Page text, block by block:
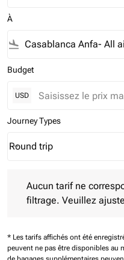
À
flight_land
Budget
USD
Journey Types
Journey Types option
Round trip
keyboard_arrow_down
Aucun tarif ne
filtrage. Veuillez
* Les tarifs affichés ont été
peuvent ne pas être disponibles au